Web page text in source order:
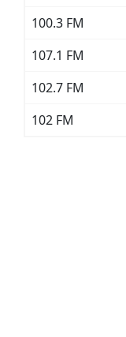
100.3 FM
107.1 FM
102.7 FM
102 FM